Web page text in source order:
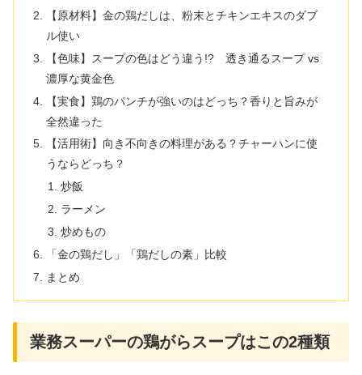
【原材料】金の鶏だしは、粉末とチキンエキスのダブ
ル使い
【色味】スープの色はどう違う!? 透き通るスープ vs
濃厚な黄金色
【実食】鶏のパンチが強いのはどっち？香りと旨みが
全然違った
【活用術】向き不向きの料理がある？チャーハンに使
うならどっち？
炒飯
ラーメン
炒めもの
「金の鶏だし」「鶏だしの素」比較
まとめ
業務スーパーの鶏がらスープはこの2種類